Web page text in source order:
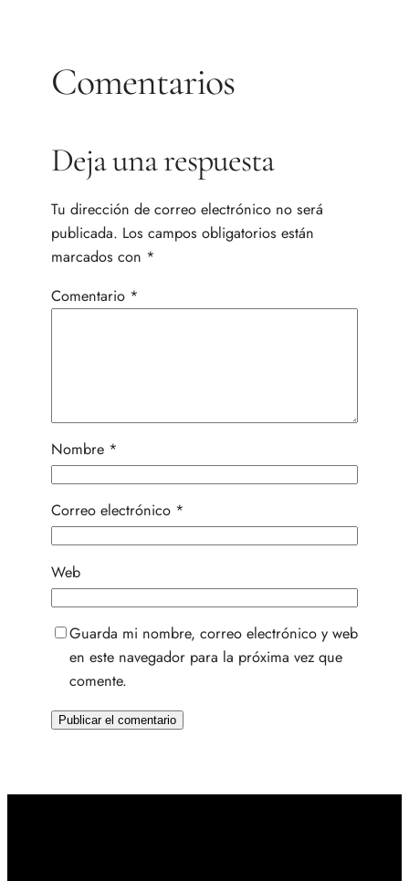
Comentarios
Deja una respuesta
Tu dirección de correo electrónico no será
publicada. Los campos obligatorios están
marcados con *
Comentario *
Nombre *
Correo electrónico *
Web
Guarda mi nombre, correo electrónico y web
en este navegador para la próxima vez que
comente.